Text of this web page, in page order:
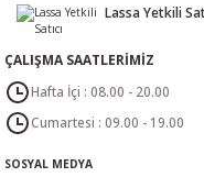
Lassa Yetkili
ÇALIŞMA SAATLERİMİZ
Hafta İçi : 08.00 - 20.00
Cumartesi : 09.00 - 19.00
SOSYAL MEDYA